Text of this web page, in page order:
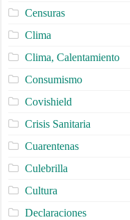
Censuras
Clima
Clima, Calentamiento
Consumismo
Covishield
Crisis Sanitaria
Cuarentenas
Culebrilla
Cultura
Declaraciones